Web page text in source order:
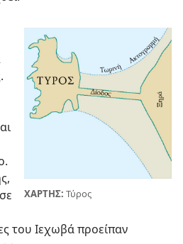
ΧΑΡΤΗΣ: Τύρος
του Ιεχωβά προείπαν